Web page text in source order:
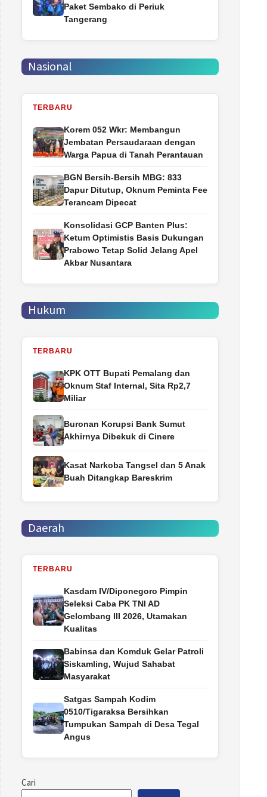
Paket Sembako di Periuk
Tangerang
Nasional
TERBARU
Korem 052 Wkr: Membangun
Jembatan Persaudaraan dengan
Warga Papua di Tanah Perantauan
BGN Bersih-Bersih MBG: 833
Dapur Ditutup, Oknum Peminta Fee
Terancam Dipecat
Konsolidasi GCP Banten Plus:
Ketum Optimistis Basis Dukungan
Prabowo Tetap Solid Jelang Apel
Akbar Nusantara
Hukum
TERBARU
‎KPK OTT Bupati Pemalang dan
Oknum Staf Internal, Sita Rp2,7
Miliar
Buronan Korupsi Bank Sumut
Akhirnya Dibekuk di Cinere
Kasat Narkoba Tangsel dan 5 Anak
Buah Ditangkap Bareskrim
Daerah
TERBARU
Kasdam IV/Diponegoro Pimpin
Seleksi Caba PK TNI AD
Gelombang III 2026, Utamakan
Kualitas
Babinsa dan Komduk Gelar Patroli
Siskamling, Wujud Sahabat
Masyarakat
Satgas Sampah Kodim
0510/Tigaraksa Bersihkan
Tumpukan Sampah di Desa Tegal
Angus
Cari